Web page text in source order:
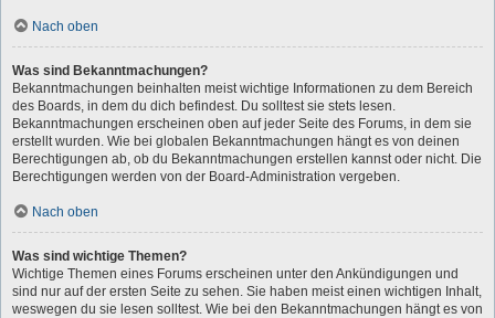
Nach oben
Was sind Bekanntmachungen?
Bekanntmachungen beinhalten meist wichtige Informationen zu dem Bereich
des Boards, in dem du dich befindest. Du solltest sie stets lesen.
Bekanntmachungen erscheinen oben auf jeder Seite des Forums, in dem sie
erstellt wurden. Wie bei globalen Bekanntmachungen hängt es von deinen
Berechtigungen ab, ob du Bekanntmachungen erstellen kannst oder nicht. Die
Berechtigungen werden von der Board-Administration vergeben.
Nach oben
Was sind wichtige Themen?
Wichtige Themen eines Forums erscheinen unter den Ankündigungen und
sind nur auf der ersten Seite zu sehen. Sie haben meist einen wichtigen Inhalt,
weswegen du sie lesen solltest. Wie bei den Bekanntmachungen hängt es von